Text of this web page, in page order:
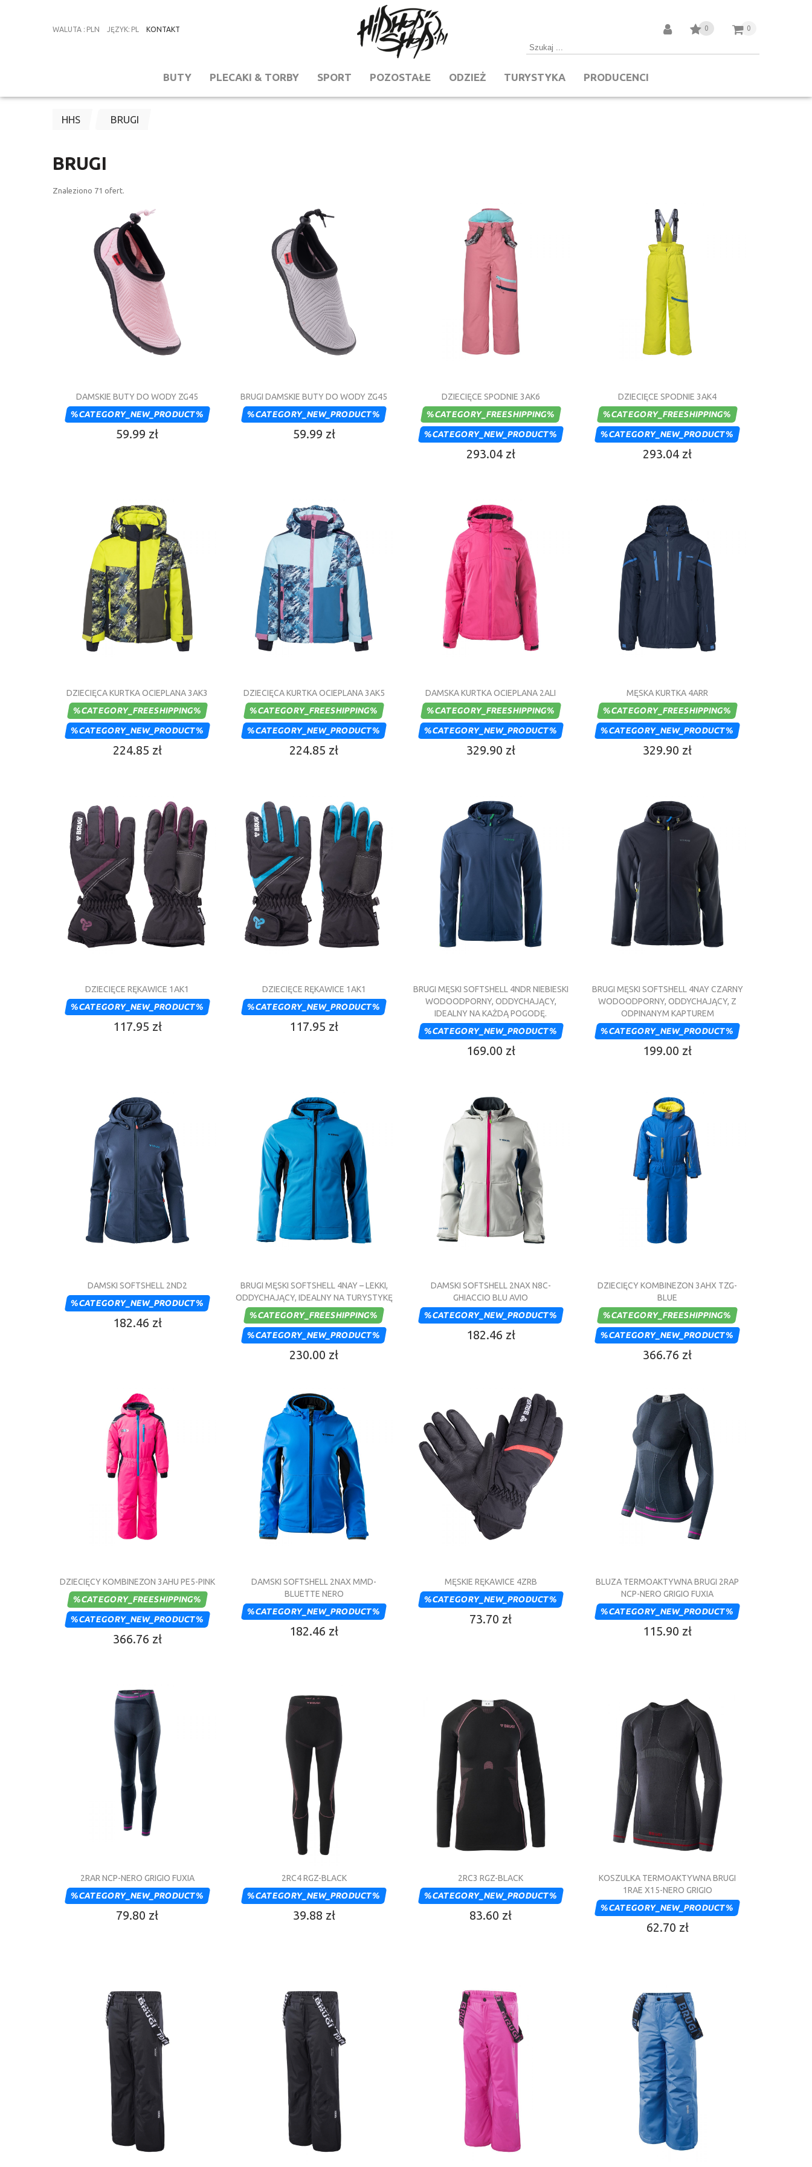
WALUTA : PLN JĘZYK: PL KONTAKT 0
0
BUTY PLECAKI & TORBY SPORT POZOSTAŁE ODZIEŻ TURYSTYKA PRODUCENCI
HHS BRUGI
BRUGI
Znaleziono 71 ofert.
DAMSKIE BUTY DO WODY ZG45
%CATEGORY_NEW_PRODUCT%
59.99 zł
BRUGI DAMSKIE BUTY DO WODY ZG45
%CATEGORY_NEW_PRODUCT%
59.99 zł
DZIECIĘCE SPODNIE 3AK6
%CATEGORY_FREESHIPPING%
%CATEGORY_NEW_PRODUCT%
293.04 zł
DZIECIĘCE SPODNIE 3AK4
%CATEGORY_FREESHIPPING%
%CATEGORY_NEW_PRODUCT%
293.04 zł
DZIECIĘCA KURTKA OCIEPLANA 3AK3
%CATEGORY_FREESHIPPING%
%CATEGORY_NEW_PRODUCT%
224.85 zł
DZIECIĘCA KURTKA OCIEPLANA 3AK5
%CATEGORY_FREESHIPPING%
%CATEGORY_NEW_PRODUCT%
224.85 zł
DAMSKA KURTKA OCIEPLANA 2ALI
%CATEGORY_FREESHIPPING%
%CATEGORY_NEW_PRODUCT%
329.90 zł
MĘSKA KURTKA 4ARR
%CATEGORY_FREESHIPPING%
%CATEGORY_NEW_PRODUCT%
329.90 zł
DZIECIĘCE RĘKAWICE 1AK1
%CATEGORY_NEW_PRODUCT%
117.95 zł
DZIECIĘCE RĘKAWICE 1AK1
%CATEGORY_NEW_PRODUCT%
117.95 zł
BRUGI MĘSKI SOFTSHELL 4NDR NIEBIESKI
WODOODPORNY, ODDYCHAJĄCY,
IDEALNY NA KAŻDĄ POGODĘ.
%CATEGORY_NEW_PRODUCT%
169.00 zł
BRUGI MĘSKI SOFTSHELL 4NAY CZARNY
WODOODPORNY, ODDYCHAJĄCY, Z
ODPINANYM KAPTUREM
%CATEGORY_NEW_PRODUCT%
199.00 zł
DAMSKI SOFTSHELL 2ND2
%CATEGORY_NEW_PRODUCT%
182.46 zł
BRUGI MĘSKI SOFTSHELL 4NAY – LEKKI,
ODDYCHAJĄCY, IDEALNY NA TURYSTYKĘ
%CATEGORY_FREESHIPPING%
%CATEGORY_NEW_PRODUCT%
230.00 zł
DAMSKI SOFTSHELL 2NAX N8C-
GHIACCIO BLU AVIO
%CATEGORY_NEW_PRODUCT%
182.46 zł
DZIECIĘCY KOMBINEZON 3AHX TZG-
BLUE
%CATEGORY_FREESHIPPING%
%CATEGORY_NEW_PRODUCT%
366.76 zł
DZIECIĘCY KOMBINEZON 3AHU PE5-PINK
%CATEGORY_FREESHIPPING%
%CATEGORY_NEW_PRODUCT%
366.76 zł
DAMSKI SOFTSHELL 2NAX MMD-
BLUETTE NERO
%CATEGORY_NEW_PRODUCT%
182.46 zł
MĘSKIE RĘKAWICE 4ZRB
%CATEGORY_NEW_PRODUCT%
73.70 zł
BLUZA TERMOAKTYWNA BRUGI 2RAP
NCP-NERO GRIGIO FUXIA
%CATEGORY_NEW_PRODUCT%
115.90 zł
2RAR NCP-NERO GRIGIO FUXIA
%CATEGORY_NEW_PRODUCT%
79.80 zł
2RC4 RGZ-BLACK
%CATEGORY_NEW_PRODUCT%
39.88 zł
2RC3 RGZ-BLACK
%CATEGORY_NEW_PRODUCT%
83.60 zł
KOSZULKA TERMOAKTYWNA BRUGI
1RAE X15-NERO GRIGIO
%CATEGORY_NEW_PRODUCT%
62.70 zł